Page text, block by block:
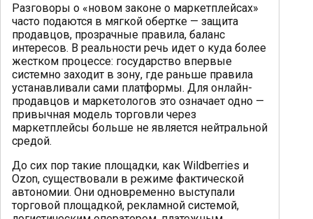
Разговоры о «новом законе о маркетплейсах»
часто подаются в мягкой обертке — защита
продавцов, прозрачные правила, баланс
интересов. В реальности речь идет о куда более
жестком процессе: государство впервые
системно заходит в зону, где раньше правила
устанавливали сами платформы. Для онлайн-
продавцов и маркетологов это означает одно —
привычная модель торговли через
маркетплейсы больше не является нейтральной
средой.
До сих пор такие площадки, как Wildberries и
Ozon, существовали в режиме фактической
автономии. Они одновременно выступали
торговой площадкой, рекламной системой,